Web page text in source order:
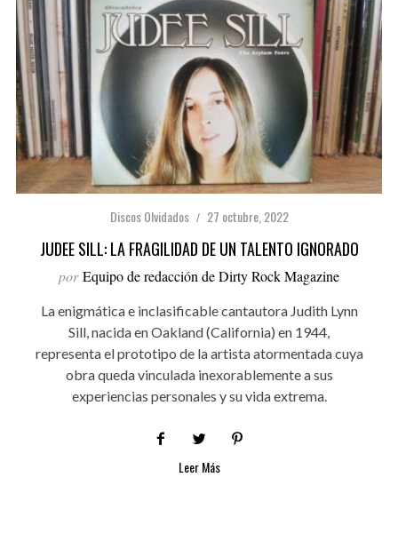
Discos Olvidados 27 octubre, 2022
JUDEE SILL: LA FRAGILIDAD DE UN TALENTO IGNORADO
por Equipo de redacción de Dirty Rock Magazine
La enigmática e inclasificable cantautora Judith Lynn
Sill, nacida en Oakland (California) en 1944,
representa el prototipo de la artista atormentada cuya
obra queda vinculada inexorablemente a sus
experiencias personales y su vida extrema.
Leer Más